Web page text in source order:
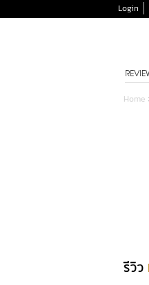
Login
Home
รีวิว